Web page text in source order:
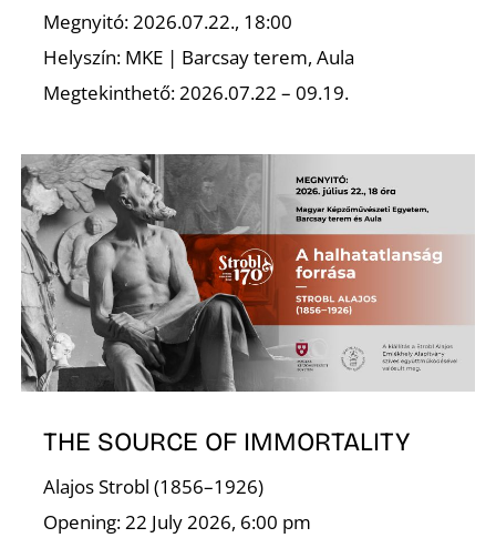
Megnyitó: 2026.07.22., 18:00
Helyszín: MKE | Barcsay terem, Aula
Megtekinthető: 2026.07.22 – 09.19.
THE SOURCE OF IMMORTALITY
Alajos Strobl (1856–1926)
Opening: 22 July 2026, 6:00 pm